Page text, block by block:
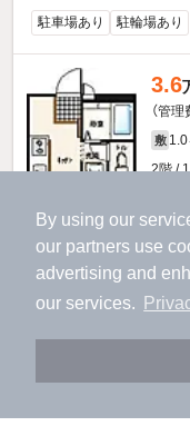
By using our
our partners use
advertising and
our services.
アプリに切り
会員登録なしで
駐車場あり
駐輪場あり
3.6
（管理
敷 1.0
2階 /
提供